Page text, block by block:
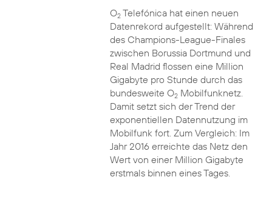
O2Telefónica hat einen neuen
Datenrekord aufgestellt: Während
des Champions-League-Finales
zwischen Borussia Dortmund und
Real Madrid flossen eine Million
Gigabyte pro Stunde durch das
bundesweite O2Mobilfunknetz.
Damit setzt sich der Trend der
exponentiellen Datennutzung im
Mobilfunk fort. Zum Vergleich: Im
Jahr 2016 erreichte das Netz den
Wert von einer Million Gigabyte
erstmals binnen eines Tages.